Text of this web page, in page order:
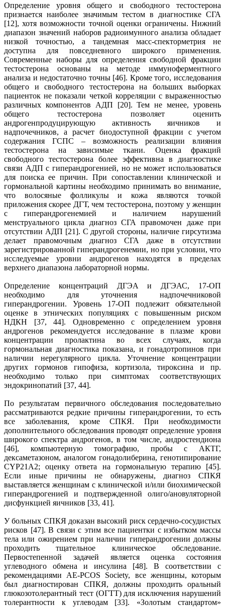
Определение уровня общего и свободного тестостерона
признается наиболее значимым тестом в диагностике СГА
[12], хотя возможности точной оценки ограничены. Нижний
диапазон значений наборов радиоимунного анализа обладает
низкой точностью, а тандемная масс-спекторметрия не
доступна для повседневного широкого применения.
Современные наборы для определения свободной фракции
тестостерона основаны на методе иммуноферментного
анализа и недостаточно точны [46]. Кроме того, исследования
общего и свободного тестостерона на больших выборках
пациенток не показали четкой корреляции с выраженностью
различных компонентов АДП [20]. Тем не менее, уровень
общего тестостерона позволяет оценить
андрогенпродуцирующую активность яичников и
надпочечников, а расчет биодоступной фракции с учетом
содержания ГСПС – возможность реализации влияния
тестостерона на зависимые ткани. Оценка фракций
свободного тестостерона более эффективна в диагностике
связи АДП с гиперандрогенией, но не может использоваться
для поиска ее причин. При сопоставлении клинической и
гормональной картины необходимо принимать во внимание,
что волосяные фолликулы и кожа являются точкой
приложения скорее ДГТ, чем тестостерона, поэтому у женщин
с гиперандрогенемией и наличием нарушений
менструального цикла диагноз СГА правомочен даже при
отсутствии АДП [21]. С другой стороны, наличие гирсутизма
делает правомочным диагноз СГА даже в отсутствии
зарегистрированной гиперандрогенемии, но при условии, что
исследуемые уровни андрогенов находятся в пределах
верхнего диапазона лабораторной нормы.
Определение концентраций ДГЭА и ДГЭАС, 17-ОП
необходимо для уточнения надпочечниковой
гиперандрогении. Уровень 17-ОП подлежит обязательной
оценке в этнических популяциях с повышенным риском
НДКН [37, 44]. Одновременно с определением уровня
андрогенов рекомендуется исследование в плазме крови
концентрации пролактина во всех случаях, когда
гормональная диагностика показана, и гонадотропинов при
наличии нерегулярного цикла. Уточнение концентрации
других гормонов гипофиза, кортизола, тироксина и пр.
необходимо только при симптомах соответствующих
эндокринопатий [37, 44].
По результатам первичного обследования последовательно
рассматриваются редкие причины гиперандрогении, то есть
все заболевания, кроме СПКЯ. При необходимости
дополнительного обследования проводят определение уровня
широкого спектра андрогенов, в том числе, андростендиона
[46], компьютерную томографию, пробы с АКТГ,
дексаметазоном, аналогом гонадолиберина, генотипирование
CYP21A2; оценку ответа на гормональную терапию [45].
Если иные причины не обнаружены, диагноз СПКЯ
выставляется женщинам с клинической и/или биохимической
гиперандрогенией и подтвержденной олиго/ановуляторной
дисфункцией яичников [33, 41].
У больных СПКЯ доказан высокий риск сердечно-сосудистых
рисков [47]. В связи с этим все пациентки с избытком массы
тела или ожирением при наличии гиперандрогении должны
проходить тщательное клиническое обследование.
Первостепенной задачей является оценка состояния
углеводного обмена и инсулина [48]. В соответствии с
рекомендациями AE-PCOS Society, все женщины, которым
был диагностирован СПКЯ, должны проходить оральный
глюкозотолерантный тест (ОГТТ) для исключения нарушений
толерантности к углеводам [33]. «Золотым стандартом»